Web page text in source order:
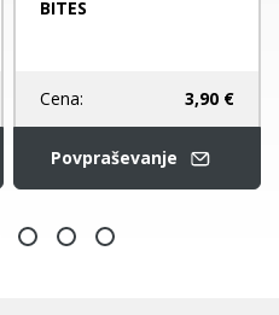
BITES
Cena: 3,90 €
Povpraševanje